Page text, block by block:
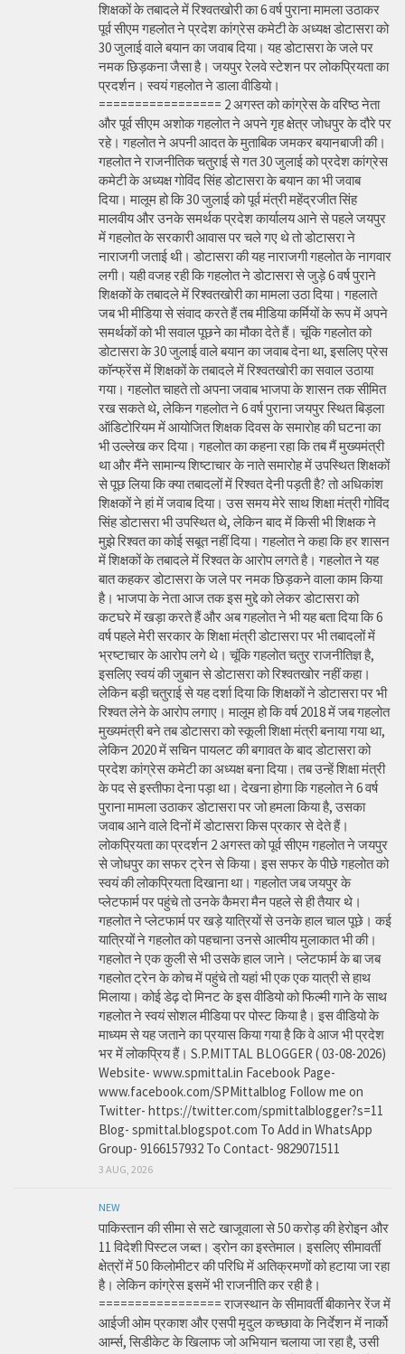
शिक्षकों के तबादले में रिश्वतखोरी का 6 वर्ष पुराना मामला उठाकर
पूर्व सीएम गहलोत ने प्रदेश कांग्रेस कमेटी के अध्यक्ष डोटासरा को
30 जुलाई वाले बयान का जवाब दिया। यह डोटासरा के जले पर
नमक छिड़कना जैसा है। जयपुर रेलवे स्टेशन पर लोकप्रियता का
प्रदर्शन। स्वयं गहलोत ने डाला वीडियो।
================= 2 अगस्त को कांग्रेस के वरिष्ठ नेता
और पूर्व सीएम अशोक गहलोत ने अपने गृह क्षेत्र जोधपुर के दौरे पर
रहे। गहलोत ने अपनी आदत के मुताबिक जमकर बयानबाजी की।
गहलोत ने राजनीतिक चतुराई से गत 30 जुलाई को प्रदेश कांग्रेस
कमेटी के अध्यक्ष गोविंद सिंह डोटासरा के बयान का भी जवाब
दिया। मालूम हो कि 30 जुलाई को पूर्व मंत्री महेंद्रजीत सिंह
मालवीय और उनके समर्थक प्रदेश कार्यालय आने से पहले जयपुर
में गहलोत के सरकारी आवास पर चले गए थे तो डोटासरा ने
नाराजगी जताई थी। डोटासरा की यह नाराजगी गहलोत के नागवार
लगी। यही वजह रही कि गहलोत ने डोटासरा से जुड़े 6 वर्ष पुराने
शिक्षकों के तबादले में रिश्वतखोरी का मामला उठा दिया। गहलाते
जब भी मीडिया से संवाद करते हैं तब मीडिया कर्मियों के रूप में अपने
समर्थकों को भी सवाल पूछने का मौका देते हैं। चूंकि गहलोत को
डोटासरा के 30 जुलाई वाले बयान का जवाब देना था, इसलिए प्रेस
कॉन्फ्रेंस में शिक्षकों के तबादले में रिश्वतखोरी का सवाल उठाया
गया। गहलोत चाहते तो अपना जवाब भाजपा के शासन तक सीमित
रख सकते थे, लेकिन गहलोत ने 6 वर्ष पुराना जयपुर स्थित बिड़ला
ऑडिटोरियम में आयोजित शिक्षक दिवस के समारोह की घटना का
भी उल्लेख कर दिया। गहलोत का कहना रहा कि तब मैं मुख्यमंत्री
था और मैंने सामान्य शिष्टाचार के नाते समारोह में उपस्थित शिक्षकों
से पूछ लिया कि क्या तबादलों में रिश्वत देनी पड़ती है? तो अधिकांश
शिक्षकों ने हां में जवाब दिया। उस समय मेरे साथ शिक्षा मंत्री गोविंद
सिंह डोटासरा भी उपस्थित थे, लेकिन बाद में किसी भी शिक्षक ने
मुझे रिश्वत का कोई सबूत नहीं दिया। गहलोत ने कहा कि हर शासन
में शिक्षकों के तबादले में रिश्वत के आरोप लगते है। गहलोत ने यह
बात कहकर डोटासरा के जले पर नमक छिड़कने वाला काम किया
है। भाजपा के नेता आज तक इस मुद्दे को लेकर डोटासरा को
कटघरे में खड़ा करते हैं और अब गहलोत ने भी यह बता दिया कि 6
वर्ष पहले मेरी सरकार के शिक्षा मंत्री डोटासरा पर भी तबादलों में
भ्रष्टाचार के आरोप लगे थे। चूंकि गहलोत चतुर राजनीतिज्ञ है,
इसलिए स्वयं की जुबान से डोटासरा को रिश्वतखोर नहीं कहा।
लेकिन बड़ी चतुराई से यह दर्शा दिया कि शिक्षकों ने डोटासरा पर भी
रिश्वत लेने के आरोप लगाए। मालूम हो कि वर्ष 2018 में जब गहलोत
मुख्यमंत्री बने तब डोटासरा को स्कूली शिक्षा मंत्री बनाया गया था,
लेकिन 2020 में सचिन पायलट की बगावत के बाद डोटासरा को
प्रदेश कांग्रेस कमेटी का अध्यक्ष बना दिया। तब उन्हें शिक्षा मंत्री
के पद से इस्तीफा देना पड़ा था। देखना होगा कि गहलोत ने 6 वर्ष
पुराना मामला उठाकर डोटासरा पर जो हमला किया है, उसका
जवाब आने वाले दिनों में डोटासरा किस प्रकार से देते हैं।
लोकप्रियता का प्रदर्शन 2 अगस्त को पूर्व सीएम गहलोत ने जयपुर
से जोधपुर का सफर ट्रेन से किया। इस सफर के पीछे गहलोत को
स्वयं की लोकप्रियता दिखाना था। गहलोत जब जयपुर के
प्लेटफार्म पर पहुंचे तो उनके कैमरा मैन पहले से ही तैयार थे।
गहलोत ने प्लेटफार्म पर खड़े यात्रियों से उनके हाल चाल पूछे। कई
यात्रियों ने गहलोत को पहचाना उनसे आत्मीय मुलाकात भी की।
गहलोत ने एक कुली से भी उसके हाल जाने। प्लेटफार्म के बा जब
गहलोत ट्रेन के कोच में पहुंचे तो यहां भी एक एक यात्री से हाथ
मिलाया। कोई डेढ़ दो मिनट के इस वीडियो को फिल्मी गाने के साथ
गहलोत ने स्वयं सोशल मीडिया पर पोस्ट किया है। इस वीडियो के
माध्यम से यह जताने का प्रयास किया गया है कि वे आज भी प्रदेश
भर में लोकप्रिय हैं। S.P.MITTAL BLOGGER ( 03-08-2026)
Website- www.spmittal.in Facebook Page-
www.facebook.com/SPMittalblog Follow me on
Twitter- https://twitter.com/spmittalblogger?s=11
Blog- spmittal.blogspot.com To Add in WhatsApp
Group- 9166157932 To Contact- 9829071511
3 AUG, 2026
NEW
पाकिस्तान की सीमा से सटे खाजूवाला से 50 करोड़ की हेरोइन और
11 विदेशी पिस्टल जब्त। ड्रोन का इस्तेमाल। इसलिए सीमावर्ती
क्षेत्रों में 50 किलोमीटर की परिधि में अतिक्रमणों को हटाया जा रहा
है। लेकिन कांग्रेस इसमें भी राजनीति कर रही है।
================= राजस्थान के सीमावर्ती बीकानेर रेंज में
आईजी ओम प्रकाश और एसपी मृदुल कच्छावा के निर्देशन में नार्को
आर्म्स, सिडीकेट के खिलाफ जो अभियान चलाया जा रहा है, उसी